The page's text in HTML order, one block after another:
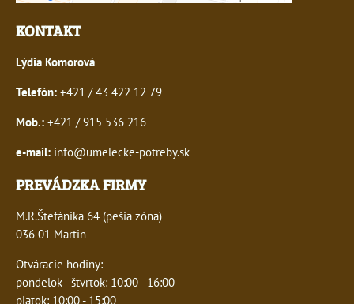
KONTAKT
Lýdia Komorová
Telefón: +421 / 43 422 12 79
Mob.: +421 / 915 536 216
e-mail: info@umelecke-potreby.sk
PREVÁDZKA FIRMY
M.R.Štefánika 64 (pešia zóna)
036 01 Martin
Otváracie hodiny:
pondelok - štvrtok: 10:00 - 16:00
piatok: 10:00 - 15:00